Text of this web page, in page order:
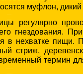
муфлон, дикий
регулярно
гнездования.
в нехватке пищи.
стриж,
термин